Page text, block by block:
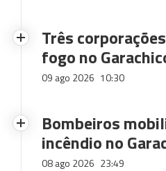
Três
fogo no
09 ago 2026 10:30
Bombeiros
incêndio no
08 ago 2026 23:49